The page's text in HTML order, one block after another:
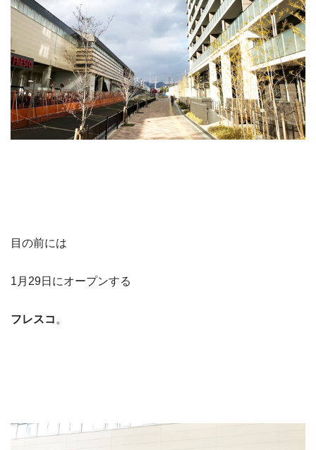
目の前には
1月29日にオープンする
フレスコ 。